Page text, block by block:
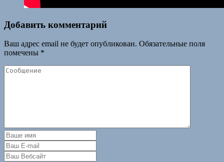
Добавить комментарий
Ваш адрес email не будет опубликован. Обязательные поля
помечены *